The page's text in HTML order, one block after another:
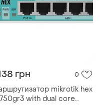
грн 0
mikrotik hex
with dual core